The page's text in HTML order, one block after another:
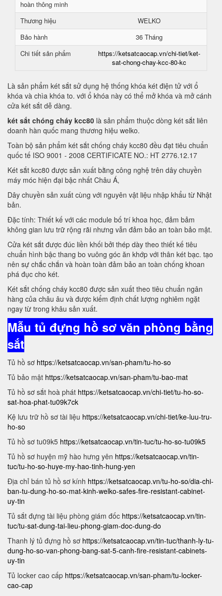
hoàn thông minh
Thương hiệu
WELKO
Bảo hành
36 Tháng
Chi tiết sản phẩm
https://ketsatcaocap.vn/chi-tiet/ket-
sat-chong-chay-kcc-80-kc
Là sản phẩm két sắt sử dụng hệ thống khóa két điện tử với ổ
khóa và chìa khóa to. với ổ khóa này có thể mở khóa và mở cánh
cửa két sắt dễ dàng.
két sắt chóng cháy kcc80 là sản phẩm thuộc dòng két sắt liên
doanh hàn quốc mang thương hiệu welko.
Toàn bộ sản phẩm két sắt chống cháy kcc80 đều đạt tiêu chuẩn
quốc tế ISO 9001 - 2008 CERTIFICATE NO.: HT 2776.12.17
Két sắt kcc80 được sản xuất bằng công nghệ trên dây chuyền
máy móc hiện đại bậc nhất Châu Á,
Dây chuyền sản xuất cùng với nguyên vật liệu nhập khẩu từ Nhật
bản.
Đặc tính: Thiết kế với các module bố trí khoa học, đảm bảm
không gian lưu trữ rộng rãi nhưng vẫn đảm bảo an toàn bảo mật.
Cửa két sắt được đúc liền khối bởi thép dày theo thiết kế tiêu
chuẩn hình bậc thang bo vuông góc ăn khớp với thân két bạc. tạo
nên sự chắc chắn và hoàn toàn đảm bảo an toàn chống khoan
phá đục cho két.
Két sắt chống cháy kcc80 được sản xuất theo tiêu chuẩn ngân
hàng của châu âu và được kiểm định chất lượng nghiêm ngặt
ngay từ trong khâu sản xuất.
Mẫu tủ đựng hồ sơ văn phòng bằng
sắt
Tủ hồ sơ https://ketsatcaocap.vn/san-pham/tu-ho-so
Tủ bảo mật https://ketsatcaocap.vn/san-pham/tu-bao-mat
Tủ hồ sơ sắt hoà phát https://ketsatcaocap.vn/chi-tiet/tu-ho-so-
sat-hoa-phat-tu09k7ck
Kệ lưu trữ hồ sơ tài liệu https://ketsatcaocap.vn/chi-tiet/ke-luu-tru-
ho-so
Tủ hồ sơ tu09k5 https://ketsatcaocap.vn/tin-tuc/tu-ho-so-tu09k5
Tủ hồ sơ huyện mỹ hào hưng yên https://ketsatcaocap.vn/tin-
tuc/tu-ho-so-huye-my-hao-tinh-hung-yen
Địa chỉ bán tủ hồ sơ kính https://ketsatcaocap.vn/tu-ho-so/dia-chi-
ban-tu-dung-ho-so-mat-kinh-welko-safes-fire-resistant-cabinet-
uy-tin
Tủ sắt đựng tài liệu phòng giám đốc https://ketsatcaocap.vn/tin-
tuc/tu-sat-dung-tai-lieu-phong-giam-doc-dung-do
Thanh lý tủ đựng hồ sơ https://ketsatcaocap.vn/tin-tuc/thanh-ly-tu-
dung-ho-so-van-phong-bang-sat-5-canh-fire-resistant-cabinets-
uy-tin
Tủ locker cao cấp https://ketsatcaocap.vn/san-pham/tu-locker-
cao-cap